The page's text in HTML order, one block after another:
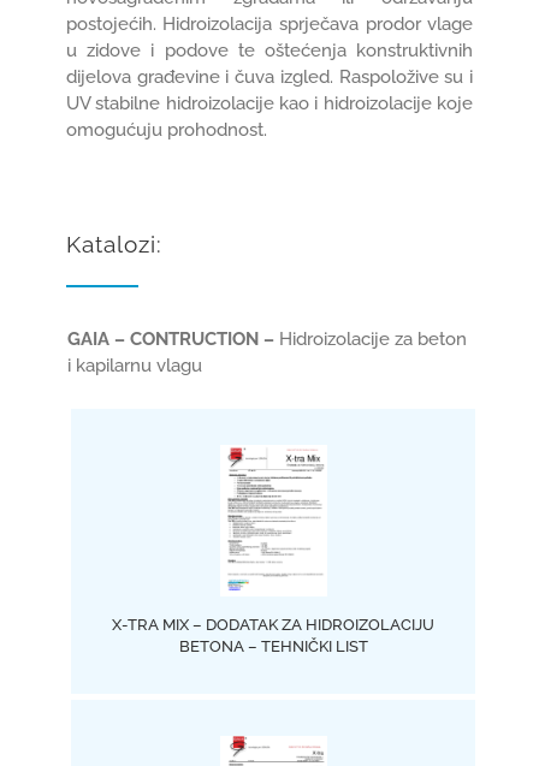
KARIJERE
KONTAKT
postojećih. Hidroizolacija sprječava prodor vlage
u zidove i podove te oštećenja konstruktivnih
dijelova građevine i čuva izgled. Raspoložive su i
UV stabilne hidroizolacije kao i hidroizolacije koje
omogućuju prohodnost.
Katalozi:
GAIA – CONTRUCTION – Hidroizolacije za beton
i kapilarnu vlagu
X-TRA MIX – DODATAK ZA HIDROIZOLACIJU
BETONA – TEHNIČKI LIST